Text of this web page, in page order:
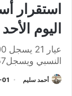
استقرار
اليوم الأحد 1 يونيو 2025
النسبي ويسجل5257
أحمد سليم